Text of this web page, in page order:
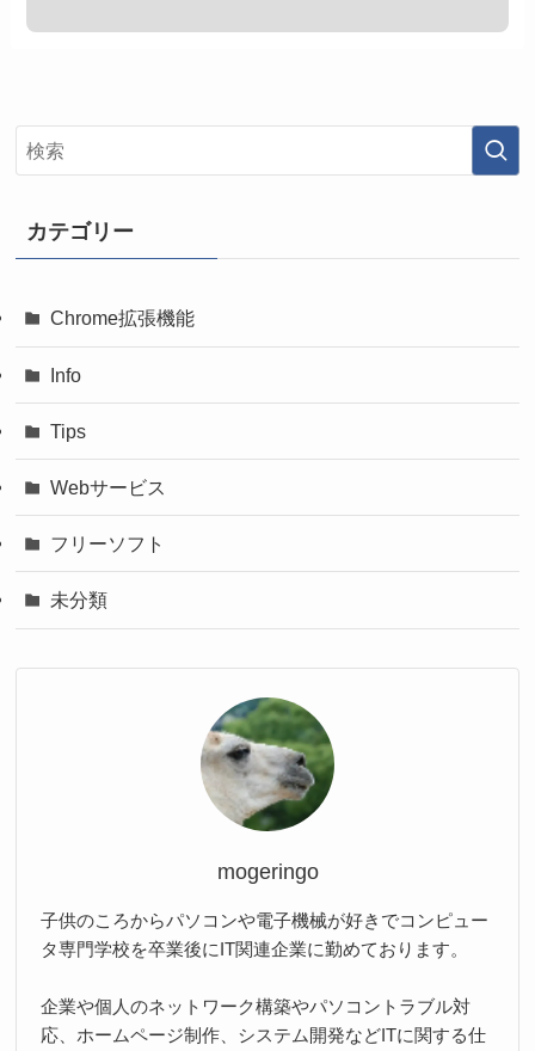
カテゴリー
Chrome拡張機能
Info
Tips
Webサービス
フリーソフト
未分類
mogeringo
子供のころからパソコンや電子機械が好きでコンピュー
タ専門学校を卒業後にIT関連企業に勤めております。
企業や個人のネットワーク構築やパソコントラブル対
応、ホームページ制作、システム開発などITに関する仕